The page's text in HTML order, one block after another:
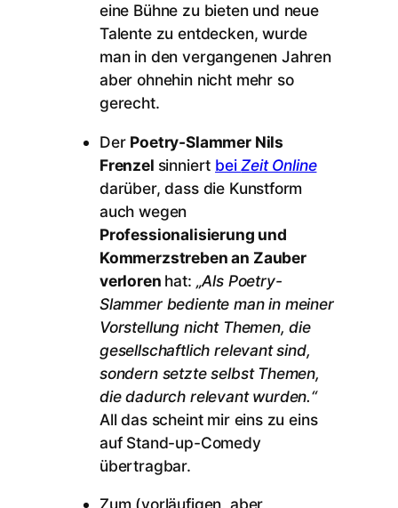
eine Bühne zu bieten und neue
Talente zu entdecken, wurde
man in den vergangenen Jahren
aber ohnehin nicht mehr so
gerecht.
Der Poetry-Slammer Nils
Frenzel sinniert beiZeit Online
darüber, dass die Kunstform
auch wegen
Professionalisierung und
Kommerzstreben an Zauber
verloren hat: „Als Poetry-
Slammer bediente man in meiner
Vorstellung nicht Themen, die
gesellschaftlich relevant sind,
sondern setzte selbst Themen,
die dadurch relevant wurden.“
All das scheint mir eins zu eins
auf Stand-up-Comedy
übertragbar.
Zum (vorläufigen, aber